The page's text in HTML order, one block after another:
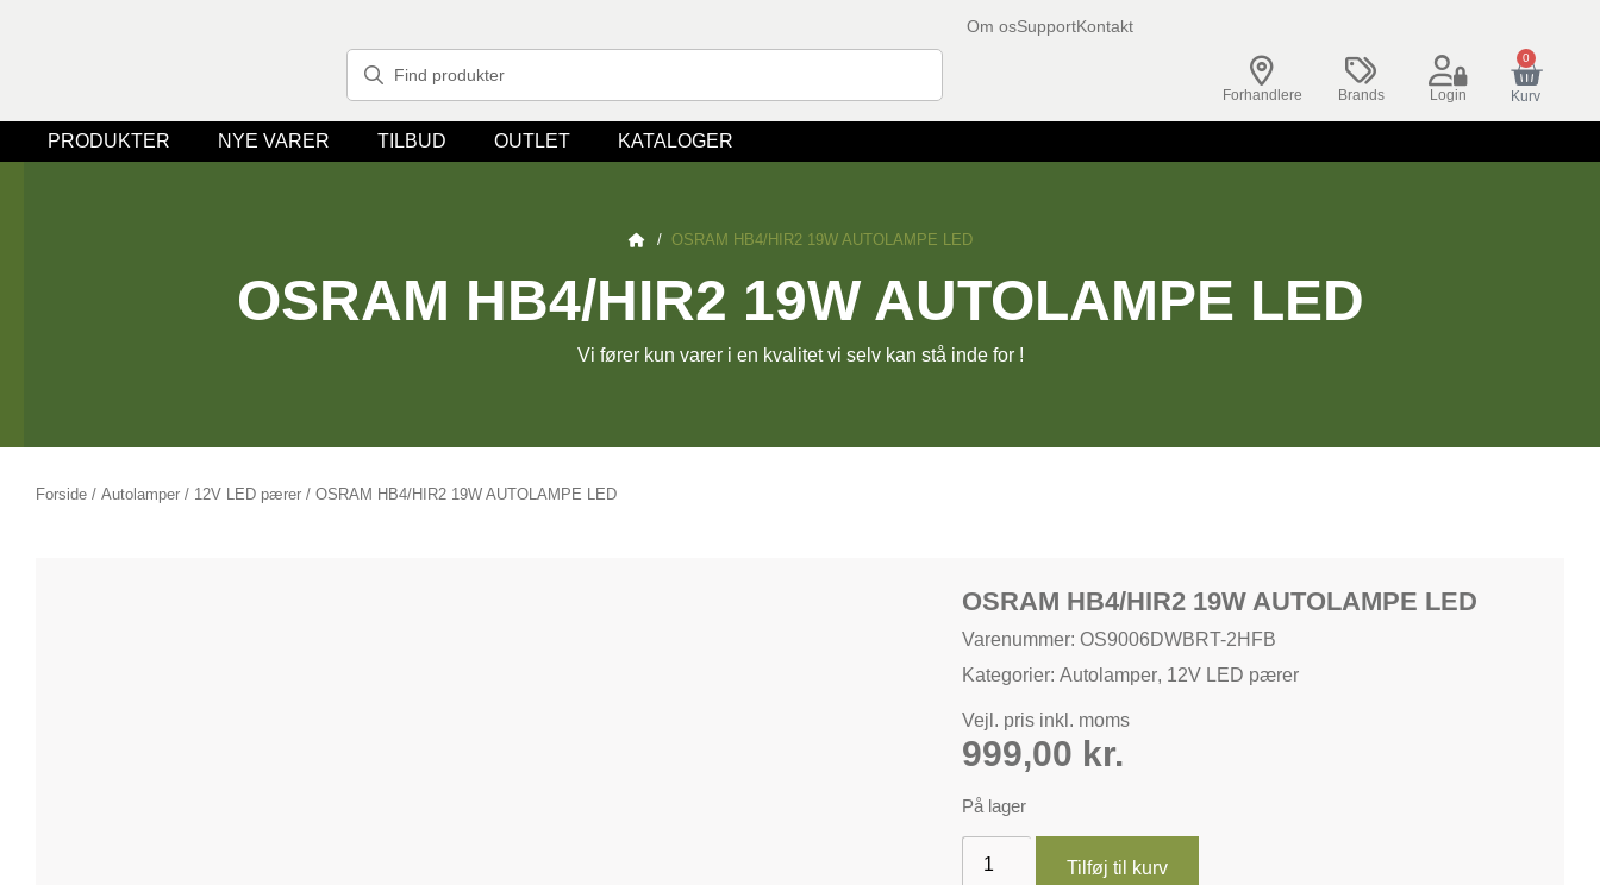
Om osSupportKontakt
Forhandlere Brands Login
0
Kurv
PRODUKTER NYE VARER TILBUD OUTLET KATALOGER
/ OSRAM HB4/HIR2 19W AUTOLAMPE LED
OSRAM HB4/HIR2 19W AUTOLAMPE LED
Vi fører kun varer i en kvalitet vi selv kan stå inde for !
Forside / Autolamper / 12V LED pærer / OSRAM HB4/HIR2 19W AUTOLAMPE LED
OSRAM HB4/HIR2 19W AUTOLAMPE LED
Varenummer: OS9006DWBRT-2HFB
Kategorier:Autolamper, 12V LED pærer
Vejl. pris inkl. moms
999,00 kr.
På lager
Tilføj til kurv